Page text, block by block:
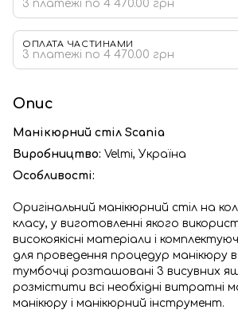
3 платежі по 4 470.00 грн
ОПЛАТА ЧАСТИНАМИ
3 платежі по 4 470.00 грн
Опис
Манікюрний стіл Scania
Виробництво: Velmi, Україна
Особливості:
Оригінальний манікюрний стіл на
класу, у виготовленні якого
високоякісні матеріали і
для проведення процедур манікюру
тумбочці розташовані 3 висувних
розмістити всі необхідні витратні
манікюру і манікюрний інструмент.